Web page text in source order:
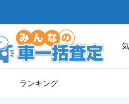
ランキング